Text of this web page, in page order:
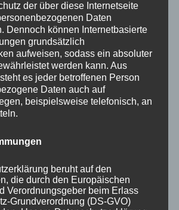
MP
persönlichen Reflexion
der über diese Internetseite
Daten
Dennoch können Internetbasierte
grundsätzlich
aufweisen, sodass ein absoluter
werden kann. Aus
es jeder betroffenen Person
Daten auch auf
beispielsweise telefonisch, an
beruht auf den
die durch den Europäischen
Verordnungsgeber beim Erlass
Grundverordnung (DS-GVO)